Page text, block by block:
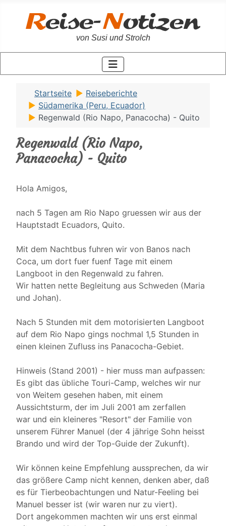
von Susi und Strolch
Startseite
Reiseberichte
Südamerika (Peru, Ecuador)
Regenwald (Rio Napo, Panacocha) - Quito
Regenwald (Rio Napo,
Panacocha) - Quito
Hola Amigos,
nach 5 Tagen am Rio Napo gruessen wir aus der
Hauptstadt Ecuadors, Quito.
Mit dem Nachtbus fuhren wir von Banos nach
Coca, um dort fuer fuenf Tage mit einem
Langboot in den Regenwald zu fahren.
Wir hatten nette Begleitung aus Schweden (Maria
und Johan).
Nach 5 Stunden mit dem motorisierten Langboot
auf dem Rio Napo gings nochmal 1,5 Stunden in
einen kleinen Zufluss ins Panacocha-Gebiet.
Hinweis (Stand 2001) - hier muss man aufpassen:
Es gibt das übliche Touri-Camp, welches wir nur
von Weitem gesehen haben, mit einem
Aussichtsturm, der im Juli 2001 am zerfallen
war und ein kleineres "Resort" der Familie von
unserem Führer Manuel (der 4 jährige Sohn heisst
Brando und wird der Top-Guide der Zukunft).
Wir können keine Empfehlung aussprechen, da wir
das größere Camp nicht kennen, denken aber, daß
es für Tierbeobachtungen und Natur-Feeling bei
Manuel besser ist (wir waren nur zu viert).
Dort angekommen machten wir uns erst einmal